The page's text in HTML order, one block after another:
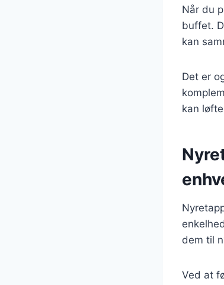
Når du
buffet.
kan
Det er
kan
dem til
Ved at